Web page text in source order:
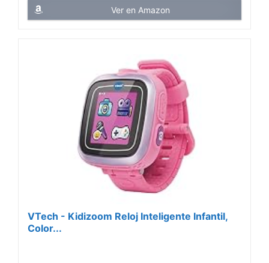
Ver en Amazon
VTech - Kidizoom Reloj Inteligente Infantil,
Color...